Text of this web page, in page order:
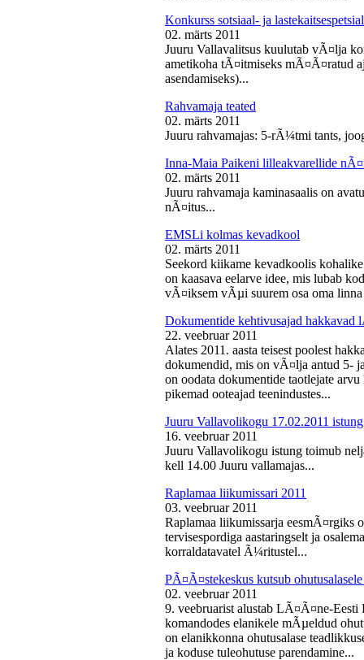
Konkurss sotsiaal- ja
02. märts 2011
Juuru Vallavalitsus kuulutab vÃ¤lja
ametikoha tÃ¤itmiseks mÃ¤Ã¤ratud
asendamiseks)...
Rahvamaja teated
02. märts 2011
Juuru rahvamajas: 5-rÃ¼tmi tants,
Inna-Maia Paikeni lilleakvarellide
02. märts 2011
Juuru rahvamaja kaminasaalis on
nÃ¤itus...
EMSLi kolmas kevadkool
02. märts 2011
Seekord kiikame kevadkoolis
on kaasava eelarve idee, mis lubab
vÃ¤iksem vÃµi suurem osa oma
Dokumentide kehtivusajad hakkavad
22. veebruar 2011
Alates 2011. aasta teisest poolest
dokumendid, mis on vÃ¤lja antud 5-
on oodata dokumentide taotlejate
pikemad ooteajad teenindustes...
Juuru Vallavolikogu 17.02.2011 istung
16. veebruar 2011
Juuru Vallavolikogu istung toimub
kell 14.00 Juuru vallamajas...
Raplamaa liikumissari 2011
03. veebruar 2011
Raplamaa liikumissarja eesmÃ¤rgiks
tervisespordiga aastaringselt ja
korraldatavatel Ã¼ritustel...
PÃ¤Ã¤stekeskus kutsub
02. veebruar 2011
9. veebruarist alustab LÃ¤Ã¤ne-
komandodes elanikele mÃµeldud
on elanikkonna ohutusalase
ja koduse tuleohutuse parendamine...